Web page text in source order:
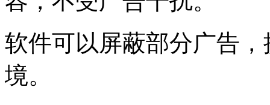
软件可以屏蔽部分广告
境。